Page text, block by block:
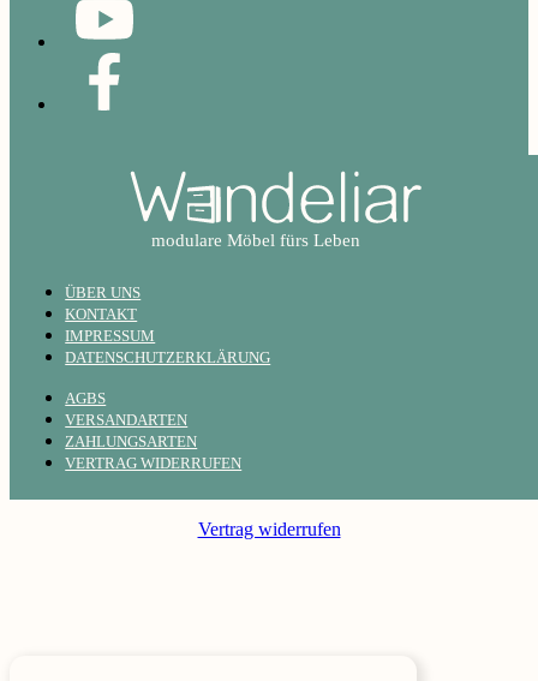
ÜBER UNS
KONTAKT
IMPRESSUM
DATENSCHUTZERKLÄRUNG
AGBS
VERSANDARTEN
ZAHLUNGSARTEN
VERTRAG WIDERRUFEN
Vertrag widerrufen